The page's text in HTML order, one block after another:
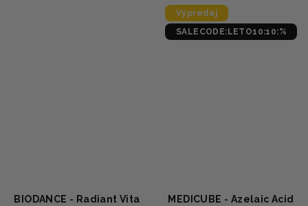
BIODANCE - Radiant Vita
Výpredaj
SALECODE:LETO10:10:%
MEDICUBE - Azelaic Acid